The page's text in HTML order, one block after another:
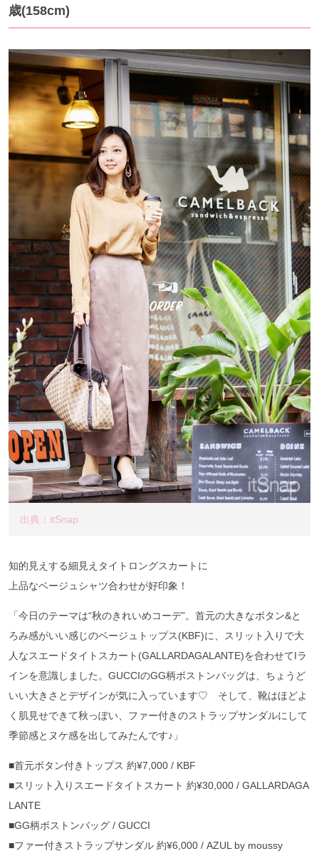
歳(158cm)
出典：itSnap
知的見えする細見えタイトロングスカートに
上品なベージュシャツ合わせが好印象！
「今日のテーマは“秋のきれいめコーデ”。首元の大きなボタン&と
ろみ感がいい感じのベージュトップス(KBF)に、スリット入りで大
人なスエードタイトスカート(GALLARDAGALANTE)を合わせてIラ
インを意識しました。GUCCIのGG柄ボストンバッグは、ちょうど
いい大きさとデザインが気に入っています♡ そして、靴はほどよ
く肌見せできて秋っぽい、ファー付きのストラップサンダルにして
季節感とヌケ感を出してみたんです♪」
■首元ボタン付きトップス 約¥7,000 / KBF
■スリット入りスエードタイトスカート 約¥30,000 / GALLARDAGA
LANTE
■GG柄ボストンバッグ / GUCCI
■ファー付きストラップサンダル 約¥6,000 / AZUL by moussy